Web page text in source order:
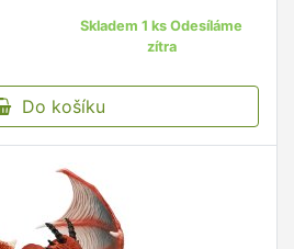
Skladem 1 ks Odesíláme
zítra
Do košíku